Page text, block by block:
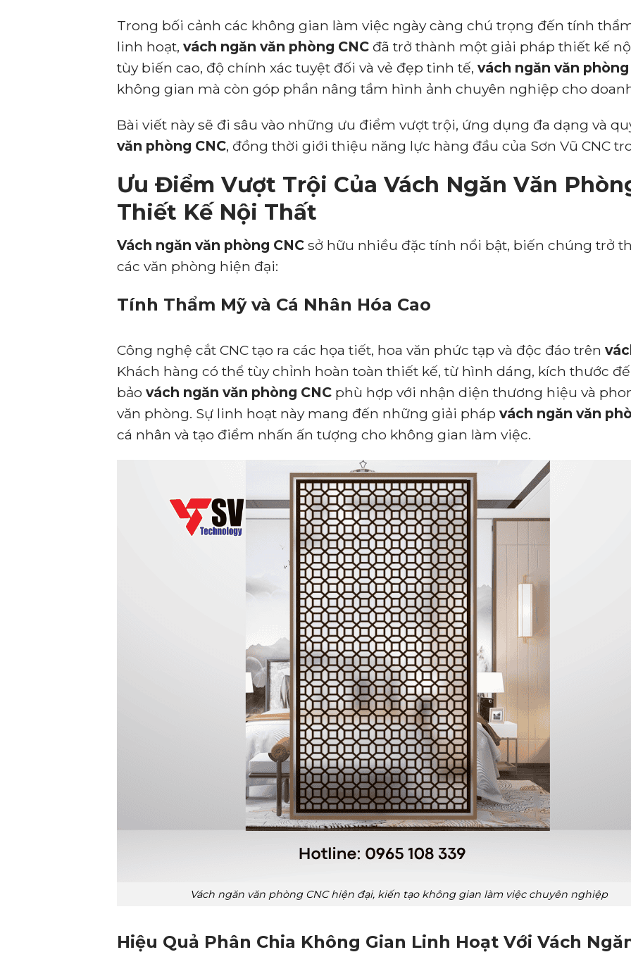
Trong bối cảnh các không gian làm việc ngày càng chú trọng đến tính
linh hoạt,vách ngăn văn phòng CNC đã trở thành một giải pháp thiết kế
tùy biến cao, độ chính xác tuyệt đối và vẻ đẹp tinh tế,vách ngăn văn phòng
không gian mà còn góp phần nâng tầm hình ảnh chuyên nghiệp cho
Bài viết này sẽ đi sâu vào những ưu điểm vượt trội, ứng dụng đa dạng và
văn phòng CNC, đồng thời giới thiệu năng lực hàng đầu của Sơn Vũ CNC
Ưu Điểm Vượt Trội Của Vách Ngăn Văn
Thiết Kế Nội Thất
Vách ngăn văn phòng CNC sở hữu nhiều đặc tính nổi bật, biến chúng trở
các văn phòng hiện đại:
Tính Thẩm Mỹ và Cá Nhân Hóa Cao
Công nghệ cắt CNC tạo ra các họa tiết, hoa văn phức tạp và độc đáo trên
Khách hàng có thể tùy chỉnh hoàn toàn thiết kế, từ hình dáng, kích thước
bảovách ngăn văn phòng CNC phù hợp với nhận diện thương hiệu và
văn phòng. Sự linh hoạt này mang đến những giải phápvách ngăn văn
cá nhân và tạo điểm nhấn ấn tượng cho không gian làm việc.
Vách ngăn văn phòng CNC hiện đại, kiến tạo không gian làm việc chuyên nghiệp
Hiệu Quả Phân Chia Không Gian Linh Hoạt Với Vách